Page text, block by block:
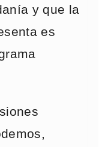
y que la
es